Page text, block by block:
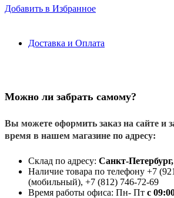
Добавить в Избранное
Доставка и Оплата
Можно ли забрать самому?
Вы можете оформить заказ на сайте и
время в нашем магазине по адресу:
Склад по адресу: Санкт-
Наличие товара по телефону +7
(мобильный), +7 (812) 746-72-69
Время работы офиса: Пн- Пт с